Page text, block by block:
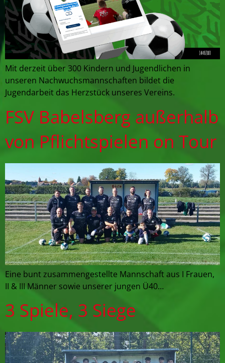
Mit derzeit über 300 Kindern und Jugendlichen in
unseren Nachwuchsmannschaften bildet die
Jugendarbeit das Herzstück unseres Vereins.
FSV Babelsberg außerhalb
von Pflichtspielen on Tour
Eine bunt zusammengestellte Mannschaft aus I Frauen,
II & III Männer sowie unserer jungen Ü40…
3 Spiele, 3 Siege